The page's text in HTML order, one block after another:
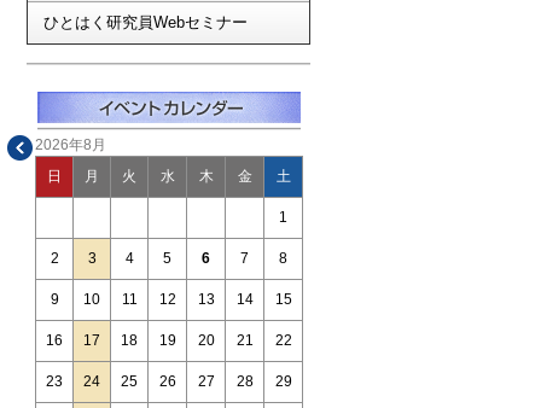
ひとはく研究員Webセミナー
2026年8月
日 月 火 水 木 金 土
1
2 3 4 5 6 7 8
9 10 11 12 13 14 15
16 17 18 19 20 21 22
23 24 25 26 27 28 29